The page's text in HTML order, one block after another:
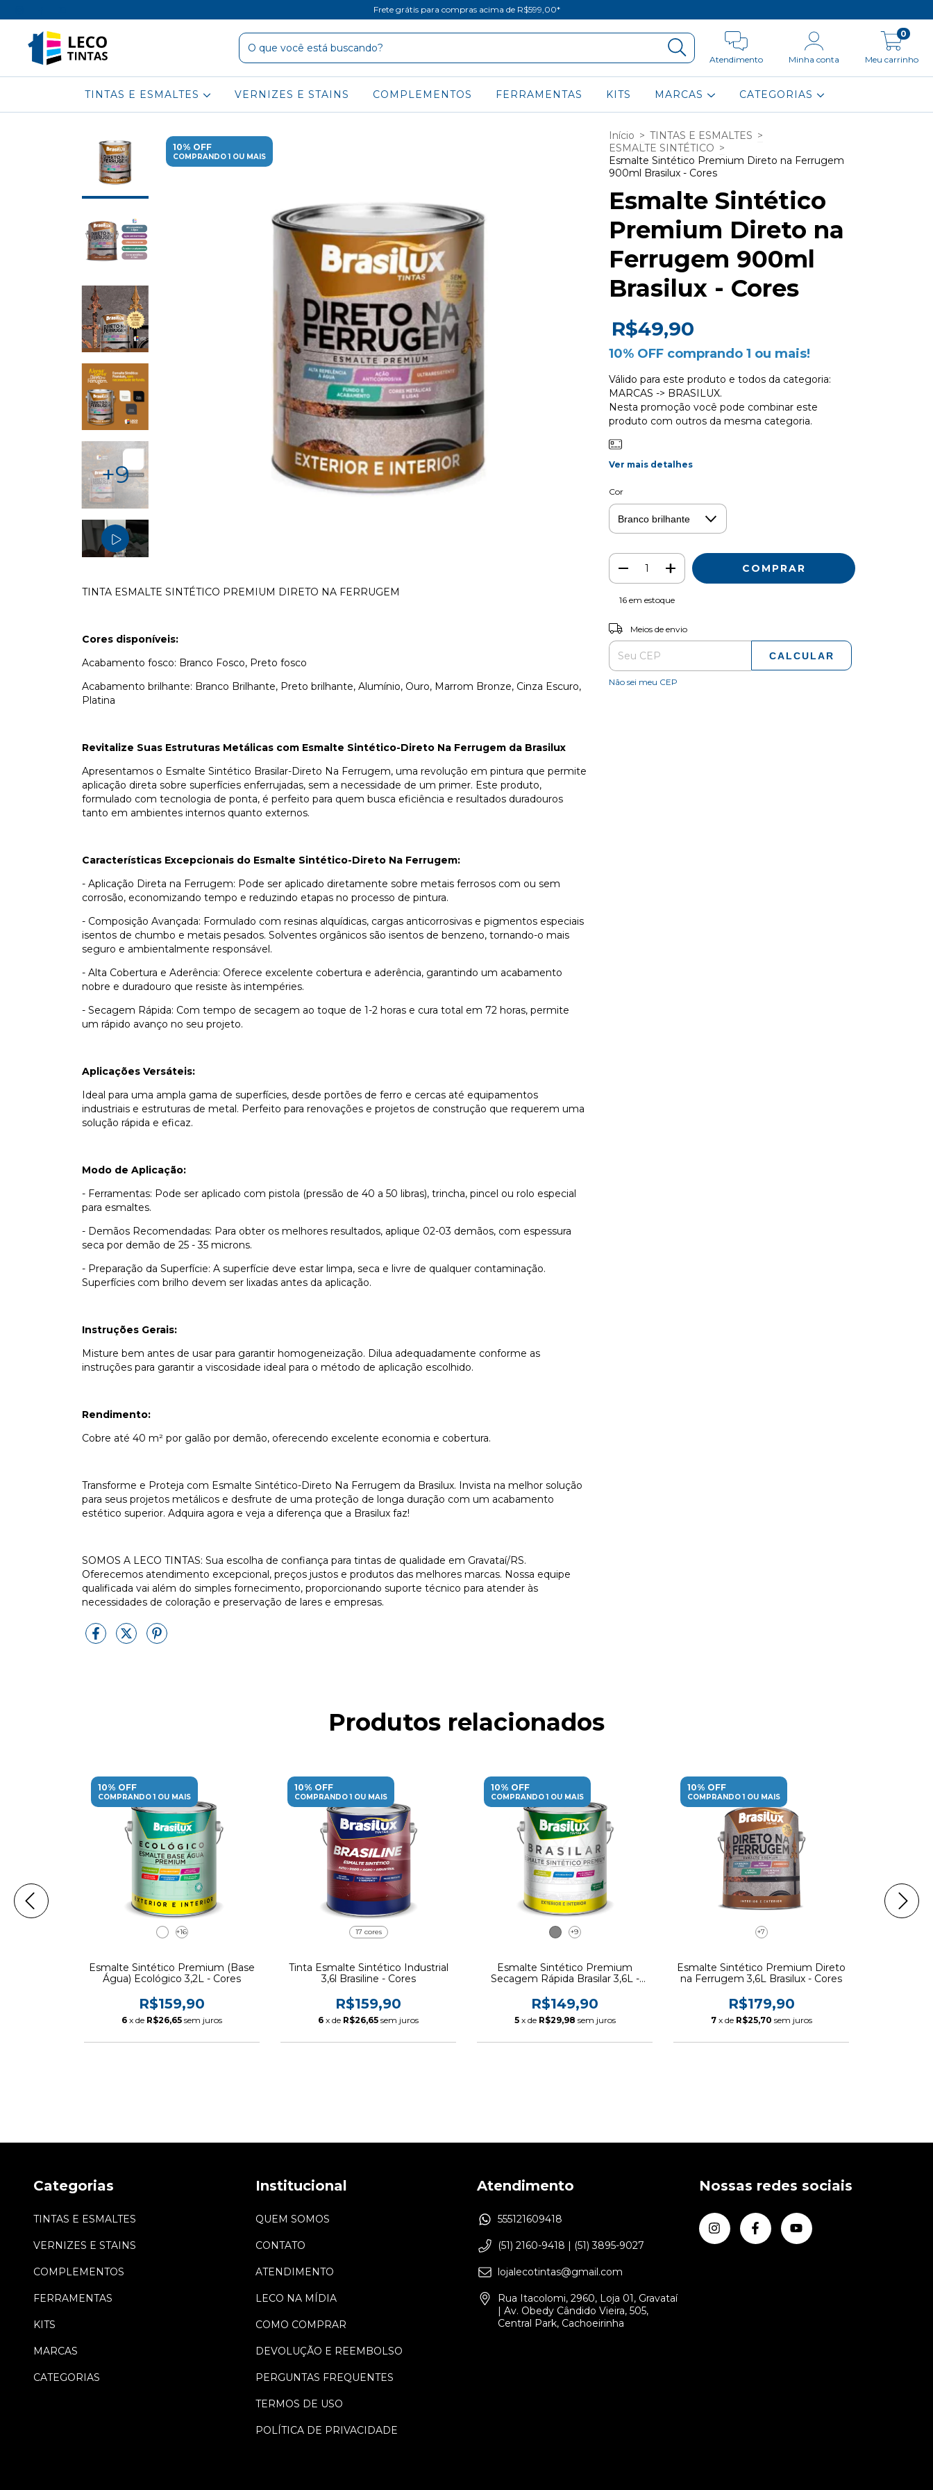
Frete grátis para compras acima de R$599,00*
Atendimento Minha conta Meu carrinho
0
TINTAS E ESMALTES VERNIZES E STAINS COMPLEMENTOS FERRAMENTAS KITS MARCAS CATEGORIAS
+9
10% OFF
COMPRANDO 1 OU MAIS
TINTA ESMALTE SINTÉTICO PREMIUM DIRETO NA FERRUGEM
Cores disponíveis:
Acabamento fosco: Branco Fosco, Preto fosco
Acabamento brilhante: Branco Brilhante, Preto brilhante, Alumínio, Ouro, Marrom Bronze, Cinza Escuro,
Platina
Revitalize Suas Estruturas Metálicas com Esmalte Sintético-Direto Na Ferrugem da Brasilux
Apresentamos o Esmalte Sintético Brasilar-Direto Na Ferrugem, uma revolução em pintura que permite
aplicação direta sobre superfícies enferrujadas, sem a necessidade de um primer. Este produto,
formulado com tecnologia de ponta, é perfeito para quem busca eficiência e resultados duradouros
tanto em ambientes internos quanto externos.
Características Excepcionais do Esmalte Sintético-Direto Na Ferrugem:
- Aplicação Direta na Ferrugem: Pode ser aplicado diretamente sobre metais ferrosos com ou sem
corrosão, economizando tempo e reduzindo etapas no processo de pintura.
- Composição Avançada: Formulado com resinas alquídicas, cargas anticorrosivas e pigmentos especiais
isentos de chumbo e metais pesados. Solventes orgânicos são isentos de benzeno, tornando-o mais
seguro e ambientalmente responsável.
- Alta Cobertura e Aderência: Oferece excelente cobertura e aderência, garantindo um acabamento
nobre e duradouro que resiste às intempéries.
- Secagem Rápida: Com tempo de secagem ao toque de 1-2 horas e cura total em 72 horas, permite
um rápido avanço no seu projeto.
Aplicações Versáteis:
Ideal para uma ampla gama de superfícies, desde portões de ferro e cercas até equipamentos
industriais e estruturas de metal. Perfeito para renovações e projetos de construção que requerem uma
solução rápida e eficaz.
Modo de Aplicação:
- Ferramentas: Pode ser aplicado com pistola (pressão de 40 a 50 libras), trincha, pincel ou rolo especial
para esmaltes.
- Demãos Recomendadas: Para obter os melhores resultados, aplique 02-03 demãos, com espessura
seca por demão de 25 - 35 microns.
- Preparação da Superfície: A superfície deve estar limpa, seca e livre de qualquer contaminação.
Superfícies com brilho devem ser lixadas antes da aplicação.
Instruções Gerais:
Misture bem antes de usar para garantir homogeneização. Dilua adequadamente conforme as
instruções para garantir a viscosidade ideal para o método de aplicação escolhido.
Rendimento:
Cobre até 40 m² por galão por demão, oferecendo excelente economia e cobertura.
Transforme e Proteja com Esmalte Sintético-Direto Na Ferrugem da Brasilux. Invista na melhor solução
para seus projetos metálicos e desfrute de uma proteção de longa duração com um acabamento
estético superior. Adquira agora e veja a diferença que a Brasilux faz!
SOMOS A LECO TINTAS: Sua escolha de confiança para tintas de qualidade em Gravataí/RS.
Oferecemos atendimento excepcional, preços justos e produtos das melhores marcas. Nossa equipe
qualificada vai além do simples fornecimento, proporcionando suporte técnico para atender às
necessidades de coloração e preservação de lares e empresas.
Início > TINTAS E ESMALTES >
ESMALTE SINTÉTICO >
Esmalte Sintético Premium Direto na Ferrugem
900ml Brasilux - Cores
Esmalte Sintético
Premium Direto na
Ferrugem 900ml
Brasilux - Cores
R$49,90
10% OFF comprando 1 ou mais!
Válido para este produto e todos da categoria:
MARCAS -> BRASILUX.
Nesta promoção você pode combinar este
produto com outros da mesma categoria.
Ver mais detalhes
Cor
16 em estoque
Entregas para o CEP:
Meios de envio
CALCULAR
Não sei meu CEP
Produtos relacionados
10% OFF
COMPRANDO 1 OU MAIS
+16
Esmalte Sintético Premium (Base
Água) Ecológico 3,2L - Cores
R$159,90
6 x de R$26,65 sem juros
10% OFF
COMPRANDO 1 OU MAIS
17 cores
Tinta Esmalte Sintético Industrial
3,6l Brasiline - Cores
R$159,90
6 x de R$26,65 sem juros
10% OFF
COMPRANDO 1 OU MAIS
+9
Esmalte Sintético Premium
Secagem Rápida Brasilar 3,6L -
R$149,90
5 x de R$29,98 sem juros
10% OFF
COMPRANDO 1 OU MAIS
+7
Esmalte Sintético Premium Direto
na Ferrugem 3,6L Brasilux - Cores
R$179,90
7 x de R$25,70 sem juros
Categorias
TINTAS E ESMALTES
VERNIZES E STAINS
COMPLEMENTOS
FERRAMENTAS
KITS
MARCAS
CATEGORIAS
Institucional
QUEM SOMOS
CONTATO
ATENDIMENTO
LECO NA MÍDIA
COMO COMPRAR
DEVOLUÇÃO E REEMBOLSO
PERGUNTAS FREQUENTES
TERMOS DE USO
POLÍTICA DE PRIVACIDADE
Atendimento
555121609418
(51) 2160-9418 | (51) 3895-9027
lojalecotintas@gmail.com
Rua Itacolomi, 2960, Loja 01, Gravataí
| Av. Obedy Cândido Vieira, 505,
Central Park, Cachoeirinha
Nossas redes sociais